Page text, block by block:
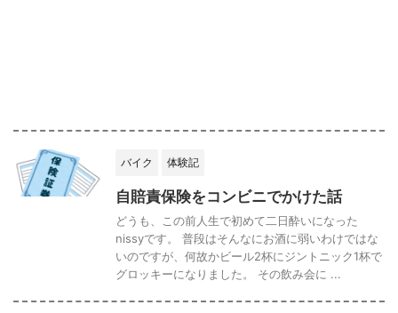
バイク 体験記
自賠責保険をコンビニでかけた話
どうも、この前人生で初めて二日酔いになった
nissyです。 普段はそんなにお酒に弱いわけではな
いのですが、何故かビール2杯にジントニック1杯で
グロッキーになりました。 その飲み会に ...